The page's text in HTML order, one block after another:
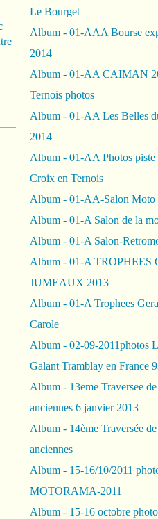
Le Bourget
Album - 01-AAA Bourse
2014
Album - 01-AA CAIMAN
Ternois photos
Album - 01-AA Les Belles
2014
Album - 01-AA Photos
Croix en Ternois
Album - 01-AA-Salon Moto
Album - 01-A Salon de la
Album - 01-A Salon-
Album - 01-A TROPHEES
JUMEAUX 2013
Album - 01-A Trophees
Carole
Album - 02-09-2011photos
Galant Tramblay en France
Album - 13eme Traversee de
anciennes 6 janvier 2013
Album - 14ème Traversée de
anciennes
Album - 15-16/10/2011
MOTORAMA-2011
Album - 15-16 octobre